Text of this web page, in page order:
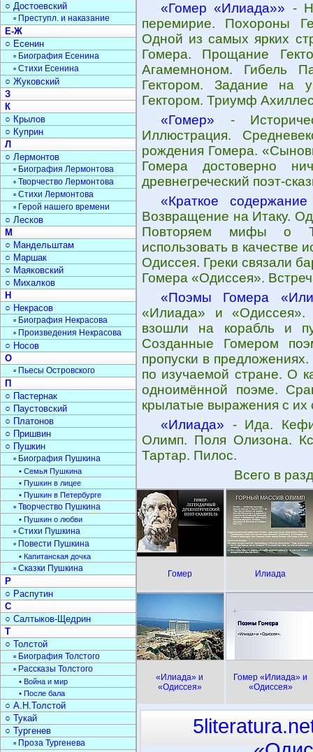
«Гомер «Илиада»» -
перемирие. Похороны
Одной из самых ярких
Гомера. Прощание
Агамемноном. Гибель
Гектором. Задание на
Гектором. Триумф
«Гомер» -
Иллюстрация.
рождения Гомера.
Гомера достоверно
древнегреческий поэт-
«Краткое
Возвращение на Итаку.
Повторяем мифы о
использовать в качестве
Одиссея. Греки связали
Гомера «Одиссея».
«Поэмы Гомера
«Илиада» и
взошли на корабль и
Созданные Гомером
пропуски в
по изучаемой стране. О
одноимённой поэме.
крылатые выражения с их
«Илиада» - Ида.
Олимп. Поля Олизона.
Тартар. Пилос.
Всего в
Гомер Илиада
«Илиада» и
«Одиссея»
Гомер «Илиада» и
«Одиссея»
○ Достоевский
▫ Преступл. и наказание
Е-Ж
○ Есенин
▫ Биография Есенина
▫ Стихи Есенина
○ Жуковский
З
К
○ Крылов
○ Куприн
Л
○ Лермонтов
▫ Биография Лермонтова
▫ Творчество Лермонтова
▫ Стихи Лермонтова
▫ Герой нашего времени
○ Лесков
М
○ Мандельштам
○ Маршак
○ Маяковский
○ Михалков
Н
○ Некрасов
▫ Биография Некрасова
▫ Произведения Некрасова
○ Носов
О
▫ Пьесы Островского
П
○ Пастернак
○ Паустовский
○ Платонов
○ Пришвин
○ Пушкин
▫ Биография Пушкина
• Семья Пушкина
• Пушкин в лицее
• Пушкин в Петербурге
▫ Творчество Пушкина
• Пушкин о любви
▫ Стихи Пушкина
▫ Повести Пушкина
• Капитанская дочка
▫ Сказки Пушкина
Р
○ Распутин
С
○ Салтыков-Щедрин
Т
○ Толстой
▫ Биография Толстого
▫ Рассказы Толстого
• Война и мир
• После бала
○ А.Н.Толстой
○ Тукай
○ Тургенев
▫ Проза Тургенева